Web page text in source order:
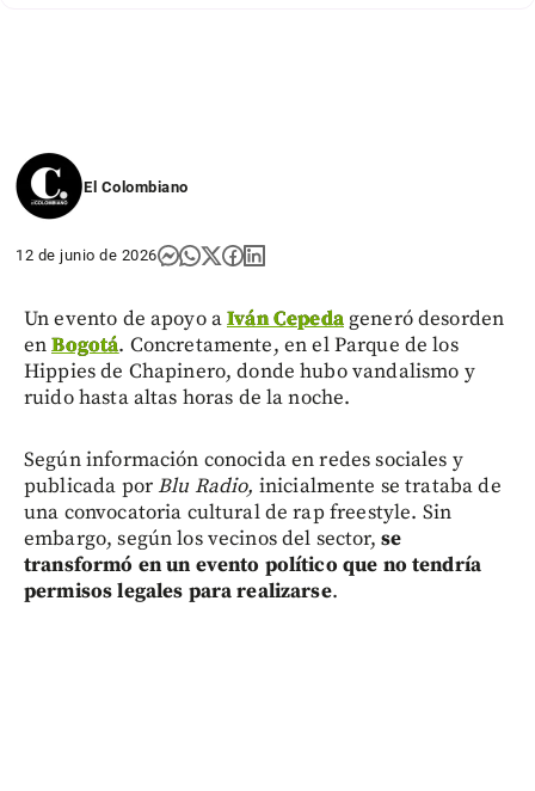
El Colombiano
12 de junio de 2026
Un evento de apoyo aIván Cepedageneró desorden
enBogotá. Concretamente, en el Parque de los
Hippies de Chapinero, donde hubo vandalismo y
ruido hasta altas horas de la noche.
Según información conocida en redes sociales y
publicada porBlu Radio, inicialmente se trataba de
una convocatoria cultural de rap freestyle. Sin
embargo, según los vecinos del sector, se
transformó en un evento político que no tendría
permisos legales para realizarse.